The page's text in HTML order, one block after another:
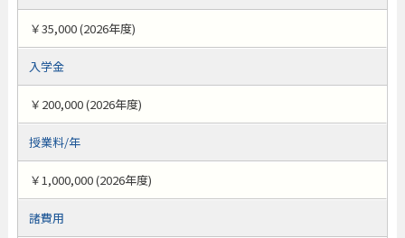
￥35,000 (2026年度)
入学金
￥200,000 (2026年度)
授業料/年
￥1,000,000 (2026年度)
諸費用